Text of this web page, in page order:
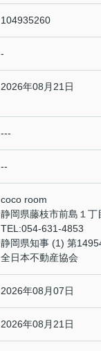
104935260
-
2026年08月21日
---
--
coco room
静岡県藤枝市前島１
TEL:054-631-4853
静岡県知事 (1) 第
全日本不動産協会
2026年08月07日
2026年08月21日